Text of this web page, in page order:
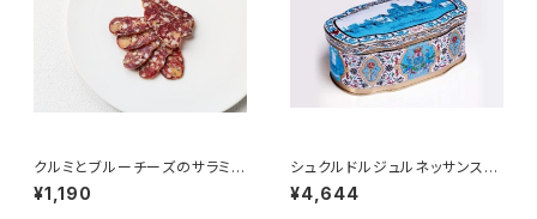
クルミとブルーチーズのサラミ
50g ＜メゾン・ラボリー＞(フラ
ンス・オーヴェルニュ)
¥1,190
シュクルドルジュルネッサンス
160g（フランス・モレ）
¥4,644